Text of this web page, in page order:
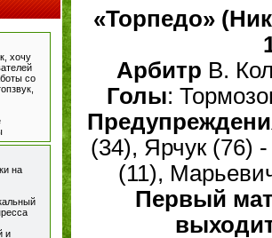
«Торпедо»
Арбитр В.
Голы:
(34), Ярчук (76)
(11),
Первый